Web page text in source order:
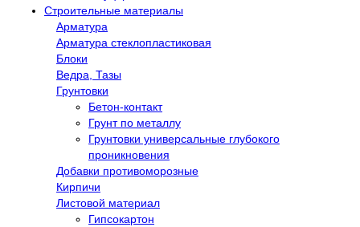
Строительные материалы
Арматура
Арматура стеклопластиковая
Блоки
Ведра, Тазы
Грунтовки
Бетон-контакт
Грунт по металлу
Грунтовки универсальные глубокого
проникновения
Добавки противоморозные
Кирпичи
Листовой материал
Гипсокартон